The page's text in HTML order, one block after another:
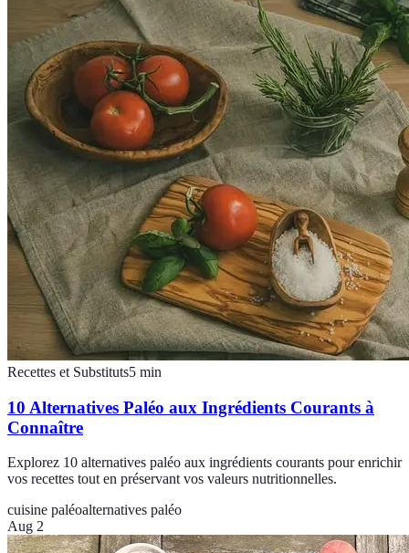
Recettes et Substituts5 min
10 Alternatives Paléo aux Ingrédients Courants à
Connaître
Explorez 10 alternatives paléo aux ingrédients courants pour enrichir
vos recettes tout en préservant vos valeurs nutritionnelles.
cuisine paléoalternatives paléo
Aug 2